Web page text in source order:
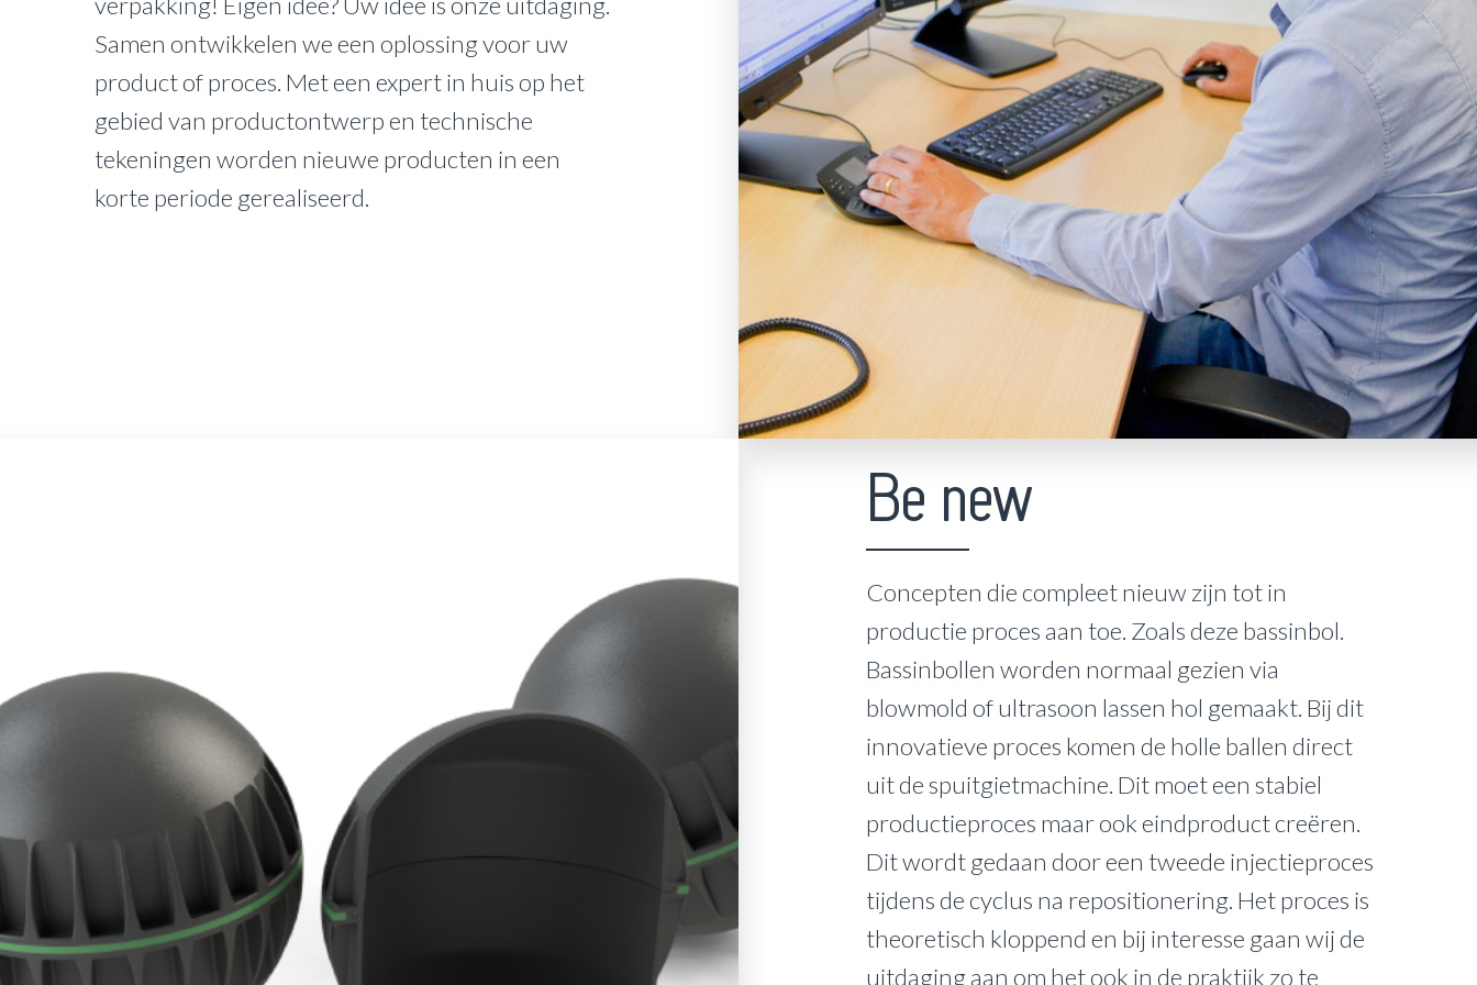
Samen ontwikkelen we een oplossing voor uw
product of proces. Met een expert in huis op het
gebied van productontwerp en technische
tekeningen worden nieuwe producten in een
korte periode gerealiseerd.
Be new
Concepten die compleet nieuw zijn tot in
productie proces aan toe. Zoals deze bassinbol.
Bassinbollen worden normaal gezien via
blowmold of ultrasoon lassen hol gemaakt. Bij dit
innovatieve proces komen de holle ballen direct
uit de spuitgietmachine. Dit moet een stabiel
productieproces maar ook eindproduct creëren.
Dit wordt gedaan door een tweede injectieproces
tijdens de cyclus na repositionering. Het proces is
theoretisch kloppend en bij interesse gaan wij de
uitdaging aan om het ook in de praktijk zo te